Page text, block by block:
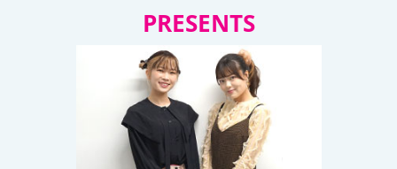
PRESENTS